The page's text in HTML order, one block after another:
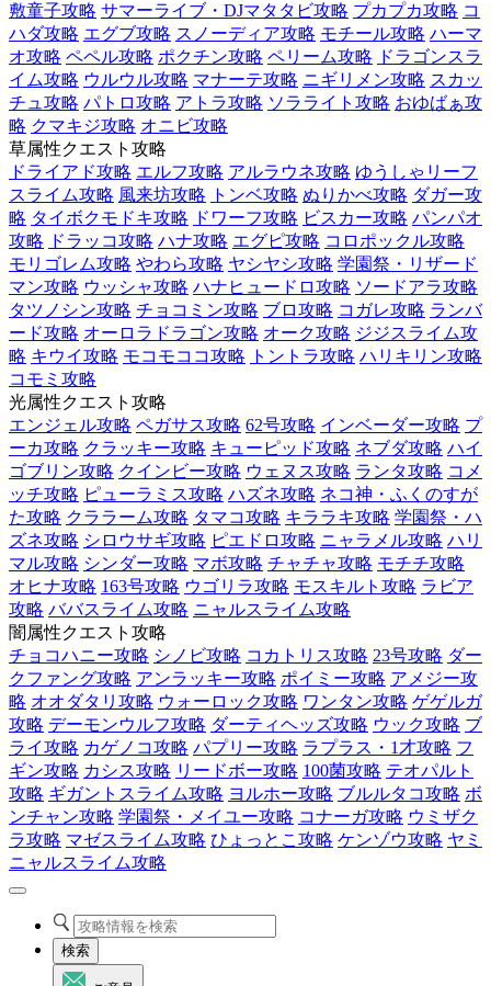
敷童子攻略 サマーライブ・DJマタタビ攻略 プカプカ攻略 コ
ハダ攻略 エグブ攻略 スノーディア攻略 モチール攻略 ハーマ
オ攻略 ペペル攻略 ポクチン攻略 ペリーム攻略 ドラゴンスラ
イム攻略 ウルウル攻略 マナーテ攻略 ニギリメン攻略 スカッ
チュ攻略 パトロ攻略 アトラ攻略 ソラライト攻略 おゆばぁ攻
略 クマキジ攻略 オニビ攻略
草属性クエスト攻略
ドライアド攻略 エルフ攻略 アルラウネ攻略 ゆうしゃリーフ
スライム攻略 風来坊攻略 トンベ攻略 ぬりかべ攻略 ダガー攻
略 タイボクモドキ攻略 ドワーフ攻略 ビスカー攻略 パンパオ
攻略 ドラッコ攻略 ハナ攻略 エグピ攻略 コロポックル攻略
モリゴレム攻略 やわら攻略 ヤシヤシ攻略 学園祭・リザード
マン攻略 ウッシャ攻略 ハナヒュードロ攻略 ソードアラ攻略
タツノシン攻略 チョコミン攻略 ブロ攻略 コガレ攻略 ランバ
ード攻略 オーロラドラゴン攻略 オーク攻略 ジジスライム攻
略 キウイ攻略 モコモココ攻略 トントラ攻略 ハリキリン攻略
コモミ攻略
光属性クエスト攻略
エンジェル攻略 ペガサス攻略 62号攻略 インベーダー攻略 プ
ーカ攻略 クラッキー攻略 キューピッド攻略 ネブダ攻略 ハイ
ゴブリン攻略 クインビー攻略 ウェヌス攻略 ランタ攻略 コメ
ッチ攻略 ピューラミス攻略 ハズネ攻略 ネコ神・ふくのすが
た攻略 クララーム攻略 タマコ攻略 キララキ攻略 学園祭・ハ
ズネ攻略 シロウサギ攻略 ピエドロ攻略 ニャラメル攻略 ハリ
マル攻略 シンダー攻略 マボ攻略 チャチャ攻略 モチチ攻略
オヒナ攻略 163号攻略 ウゴリラ攻略 モスキルト攻略 ラビア
攻略 ババスライム攻略 ニャルスライム攻略
闇属性クエスト攻略
チョコハニー攻略 シノビ攻略 コカトリス攻略 23号攻略 ダー
クファング攻略 アンラッキー攻略 ポイミー攻略 アメジー攻
略 オオダタリ攻略 ウォーロック攻略 ワンタン攻略 ゲゲルガ
攻略 デーモンウルフ攻略 ダーティヘッズ攻略 ウック攻略 ブ
ライ攻略 カゲノコ攻略 パプリー攻略 ラプラス・1才攻略 フ
ギン攻略 カシス攻略 リードボー攻略 100菌攻略 テオパルト
攻略 ギガントスライム攻略 ヨルホー攻略 ブルルタコ攻略 ボ
ンチャン攻略 学園祭・メイユー攻略 コナーガ攻略 ウミザク
ラ攻略 マゼスライム攻略 ひょっとこ攻略 ケンゾウ攻略 ヤミ
ニャルスライム攻略
検索